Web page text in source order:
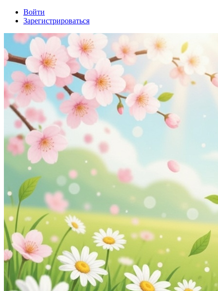
Войти
Зарегистрироваться